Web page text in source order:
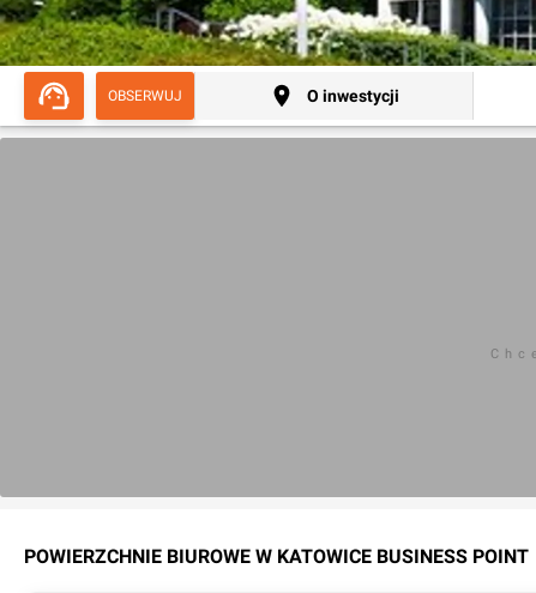
OBSERWUJ O inwestycji
POWIERZCHNIE BIUROWE W KATOWICE BUSINESS POINT